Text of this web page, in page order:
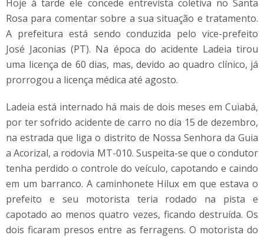
Hoje à tarde ele concede entrevista coletiva no Santa
Rosa para comentar sobre a sua situação e tratamento.
A prefeitura está sendo conduzida pelo vice-prefeito
José Jaconias (PT). Na época do acidente Ladeia tirou
uma licença de 60 dias, mas, devido ao quadro clínico, já
prorrogou a licença médica até agosto.
Ladeia está internado há mais de dois meses em Cuiabá,
por ter sofrido acidente de carro no dia 15 de dezembro,
na estrada que liga o distrito de Nossa Senhora da Guia
a Acorizal, a rodovia MT-010. Suspeita-se que o condutor
tenha perdido o controle do veículo, capotando e caindo
em um barranco. A caminhonete Hilux em que estava o
prefeito e seu motorista teria rodado na pista e
capotado ao menos quatro vezes, ficando destruída. Os
dois ficaram presos entre as ferragens. O motorista do